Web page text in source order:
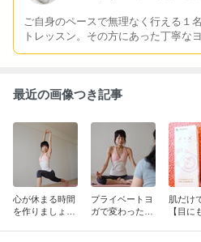
ご自身のペースで無理なく行える１
トレッスン。その方にあった丁寧な
「板橋 ナツヨガ」検索！http//
最近の画像つき記事
心が休まる時間
を作りましょう
プライベートヨ
ガで変わった身
肌だけ
【目に